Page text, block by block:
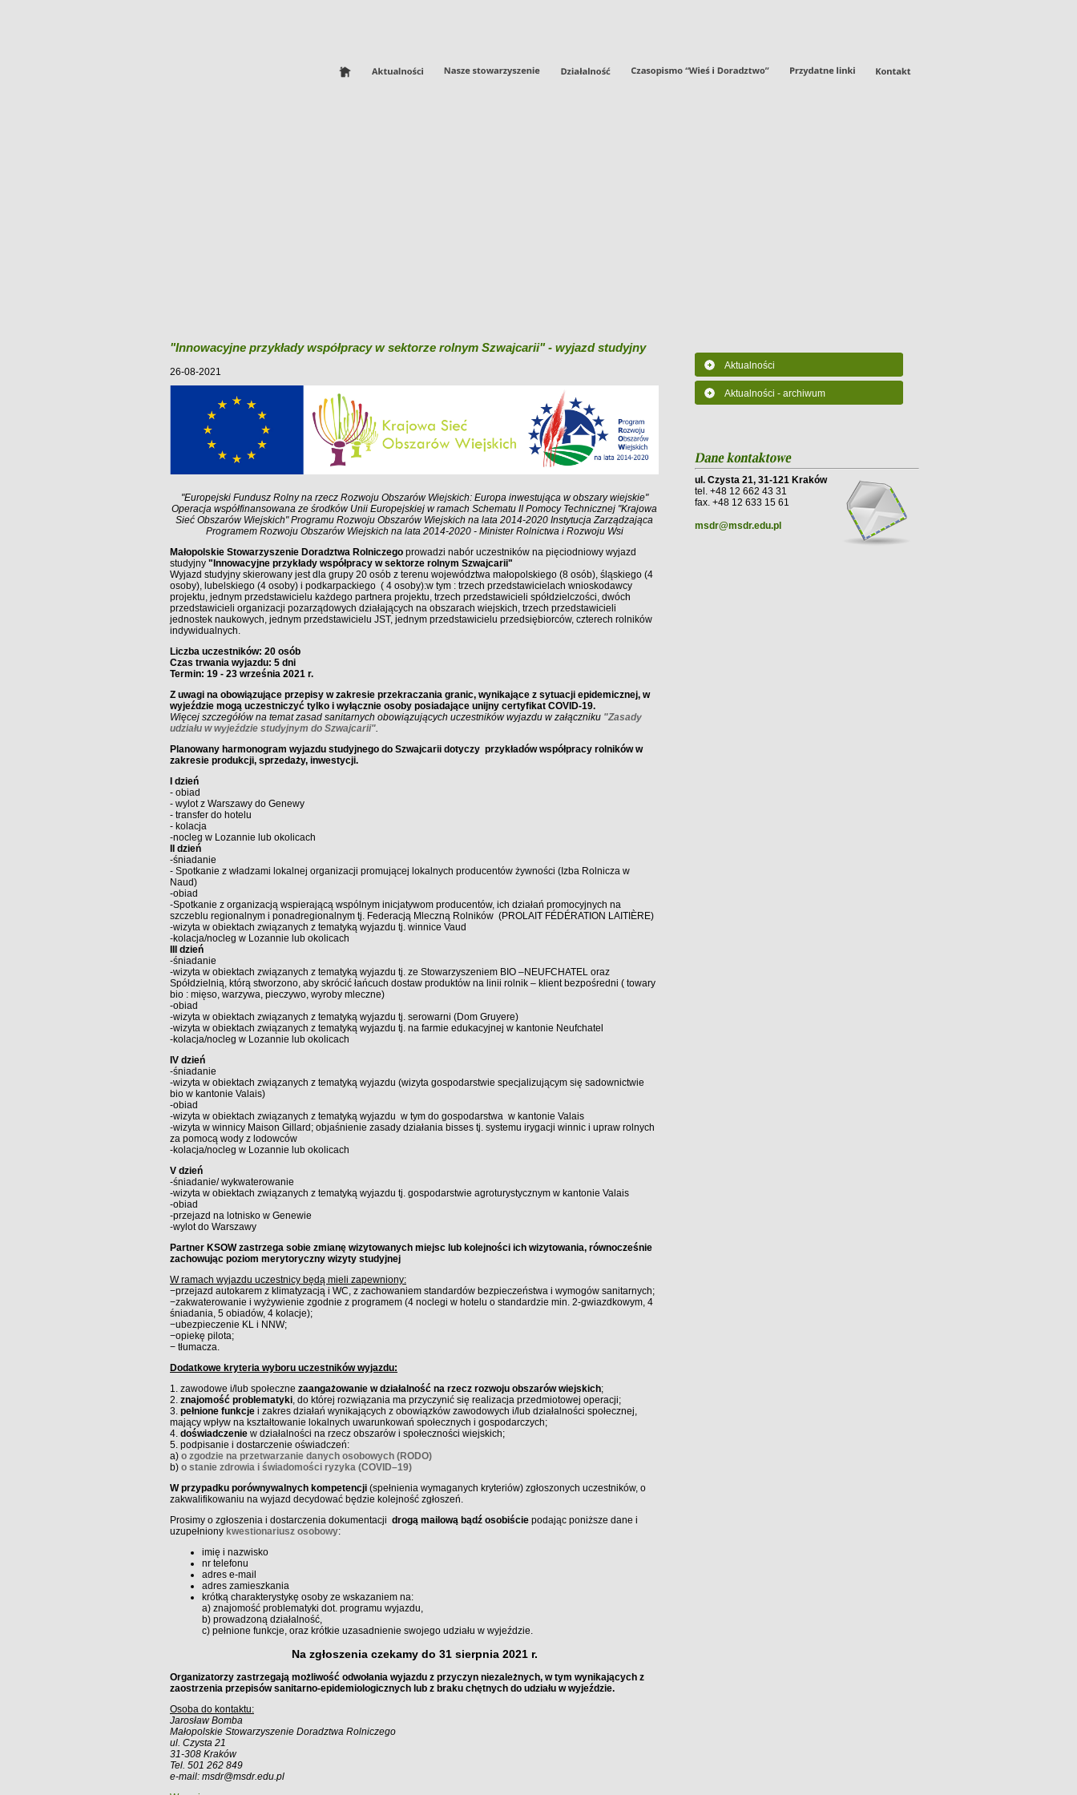
"Innowacyjne przykłady współpracy w sektorze rolnym Szwajcarii" - wyjazd studyjny
26-08-2021
"Europejski Fundusz Rolny na rzecz Rozwoju Obszarów Wiejskich: Europa inwestująca w obszary wiejskie"
Operacja współfinansowana ze środków Unii Europejskiej w ramach Schematu II Pomocy Technicznej "Krajowa
Sieć Obszarów Wiejskich" Programu Rozwoju Obszarów Wiejskich na lata 2014-2020 Instytucja Zarządzająca
Programem Rozwoju Obszarów Wiejskich na lata 2014-2020 - Minister Rolnictwa i Rozwoju Wsi
Małopolskie Stowarzyszenie Doradztwa Rolniczego prowadzi nabór uczestników na pięciodniowy wyjazd
studyjny "Innowacyjne przykłady współpracy w sektorze rolnym Szwajcarii"
Wyjazd studyjny skierowany jest dla grupy 20 osób z terenu województwa małopolskiego (8 osób), śląskiego (4
osoby), lubelskiego (4 osoby) i podkarpackiego ( 4 osoby):w tym : trzech przedstawicielach wnioskodawcy
projektu, jednym przedstawicielu każdego partnera projektu, trzech przedstawicieli spółdzielczości, dwóch
przedstawicieli organizacji pozarządowych działających na obszarach wiejskich, trzech przedstawicieli
jednostek naukowych, jednym przedstawicielu JST, jednym przedstawicielu przedsiębiorców, czterech rolników
indywidualnych.
Liczba uczestników: 20 osób
Czas trwania wyjazdu: 5 dni
Termin: 19 - 23 września 2021 r.
Z uwagi na obowiązujące przepisy w zakresie przekraczania granic, wynikające z sytuacji epidemicznej, w
wyjeździe mogą uczestniczyć tylko i wyłącznie osoby posiadające unijny certyfikat COVID-19.
Więcej szczegółów na temat zasad sanitarnych obowiązujących uczestników wyjazdu w załączniku "Zasady
udziału w wyjeździe studyjnym do Szwajcarii".
Planowany harmonogram wyjazdu studyjnego do Szwajcarii dotyczy przykładów współpracy rolników w
zakresie produkcji, sprzedaży, inwestycji.
I dzień
- obiad
- wylot z Warszawy do Genewy
- transfer do hotelu
- kolacja
-nocleg w Lozannie lub okolicach
II dzień
-śniadanie
- Spotkanie z władzami lokalnej organizacji promującej lokalnych producentów żywności (Izba Rolnicza w
Naud)
-obiad
-Spotkanie z organizacją wspierającą wspólnym inicjatywom producentów, ich działań promocyjnych na
szczeblu regionalnym i ponadregionalnym tj. Federacją Mleczną Rolników (PROLAIT FÉDÉRATION LAITIÈRE)
-wizyta w obiektach związanych z tematyką wyjazdu tj. winnice Vaud
-kolacja/nocleg w Lozannie lub okolicach
III dzień
-śniadanie
-wizyta w obiektach związanych z tematyką wyjazdu tj. ze Stowarzyszeniem BIO –NEUFCHATEL oraz
Spółdzielnią, którą stworzono, aby skrócić łańcuch dostaw produktów na linii rolnik – klient bezpośredni ( towary
bio : mięso, warzywa, pieczywo, wyroby mleczne)
-obiad
-wizyta w obiektach związanych z tematyką wyjazdu tj. serowarni (Dom Gruyere)
-wizyta w obiektach związanych z tematyką wyjazdu tj. na farmie edukacyjnej w kantonie Neufchatel
-kolacja/nocleg w Lozannie lub okolicach
IV dzień
-śniadanie
-wizyta w obiektach związanych z tematyką wyjazdu (wizyta gospodarstwie specjalizującym się sadownictwie
bio w kantonie Valais)
-obiad
-wizyta w obiektach związanych z tematyką wyjazdu w tym do gospodarstwa w kantonie Valais
-wizyta w winnicy Maison Gillard; objaśnienie zasady działania bisses tj. systemu irygacji winnic i upraw rolnych
za pomocą wody z lodowców
-kolacja/nocleg w Lozannie lub okolicach
V dzień
-śniadanie/ wykwaterowanie
-wizyta w obiektach związanych z tematyką wyjazdu tj. gospodarstwie agroturystycznym w kantonie Valais
-obiad
-przejazd na lotnisko w Genewie
-wylot do Warszawy
Partner KSOW zastrzega sobie zmianę wizytowanych miejsc lub kolejności ich wizytowania, równocześnie
zachowując poziom merytoryczny wizyty studyjnej
W ramach wyjazdu uczestnicy będą mieli zapewniony:
−przejazd autokarem z klimatyzacją i WC, z zachowaniem standardów bezpieczeństwa i wymogów sanitarnych;
−zakwaterowanie i wyżywienie zgodnie z programem (4 noclegi w hotelu o standardzie min. 2-gwiazdkowym, 4
śniadania, 5 obiadów, 4 kolacje);
−ubezpieczenie KL i NNW;
−opiekę pilota;
− tłumacza.
Dodatkowe kryteria wyboru uczestników wyjazdu:
1. zawodowe i/lub społeczne zaangażowanie w działalność na rzecz rozwoju obszarów wiejskich;
2. znajomość problematyki, do której rozwiązania ma przyczynić się realizacja przedmiotowej operacji;
3. pełnione funkcje i zakres działań wynikających z obowiązków zawodowych i/lub działalności społecznej,
mający wpływ na kształtowanie lokalnych uwarunkowań społecznych i gospodarczych;
4. doświadczenie w działalności na rzecz obszarów i społeczności wiejskich;
5. podpisanie i dostarczenie oświadczeń:
a) o zgodzie na przetwarzanie danych osobowych (RODO)
b) o stanie zdrowia i świadomości ryzyka (COVID–19)
W przypadku porównywalnych kompetencji (spełnienia wymaganych kryteriów) zgłoszonych uczestników, o
zakwalifikowaniu na wyjazd decydować będzie kolejność zgłoszeń.
Prosimy o zgłoszenia i dostarczenia dokumentacji drogą mailową bądź osobiście podając poniższe dane i
uzupełniony kwestionariusz osobowy:
imię i nazwisko
nr telefonu
adres e-mail
adres zamieszkania
krótką charakterystykę osoby ze wskazaniem na:
a) znajomość problematyki dot. programu wyjazdu,
b) prowadzoną działalność,
c) pełnione funkcje, oraz krótkie uzasadnienie swojego udziału w wyjeździe.
Na zgłoszenia czekamy do 31 sierpnia 2021 r.
Organizatorzy zastrzegają możliwość odwołania wyjazdu z przyczyn niezależnych, w tym wynikających z
zaostrzenia przepisów sanitarno-epidemiologicznych lub z braku chętnych do udziału w wyjeździe.
Osoba do kontaktu:
Jarosław Bomba
Małopolskie Stowarzyszenie Doradztwa Rolniczego
ul. Czysta 21
31-308 Kraków
Tel. 501 262 849
e-mail: msdr@msdr.edu.pl
Aktualności
Aktualności - archiwum
ul. Czysta 21, 31-121 Kraków
tel. +48 12 662 43 31
fax. +48 12 633 15 61
msdr@msdr.edu.pl